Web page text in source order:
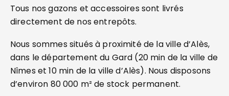
Tous nos gazons et accessoires sont livrés
directement de nos entrepôts.
Nous sommes situés à proximité de la ville d’Alès,
dans le département du Gard (20 min de la ville de
Nîmes et 10 min de la ville d’Alès). Nous disposons
d’environ 80 000 m² de stock permanent.